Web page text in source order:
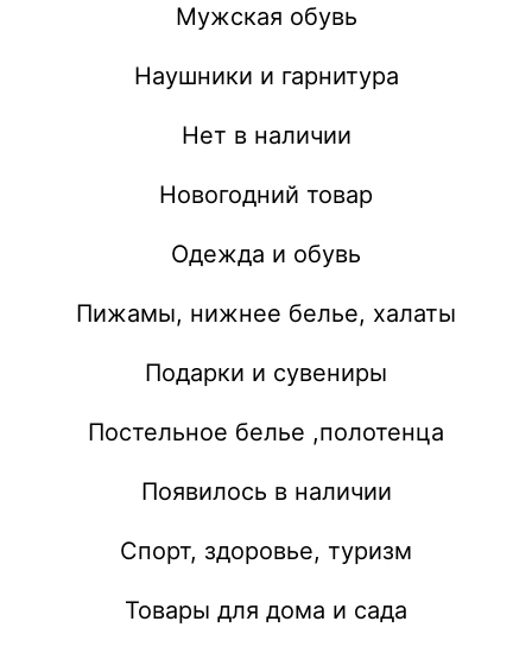
Мужская обувь
Наушники и гарнитура
Нет в наличии
Новогодний товар
Одежда и обувь
Пижамы, нижнее белье, халаты
Подарки и сувениры
Постельное белье ,полотенца
Появилось в наличии
Спорт, здоровье, туризм
Товары для дома и сада